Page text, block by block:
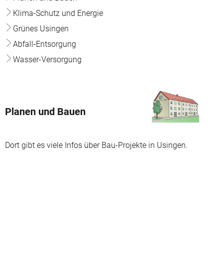
Klima-Schutz und Energie
Grünes Usingen
Abfall-Entsorgung
Wasser-Versorgung
Planen und Bauen
Dort gibt es viele Infos über Bau-Projekte in Usingen.